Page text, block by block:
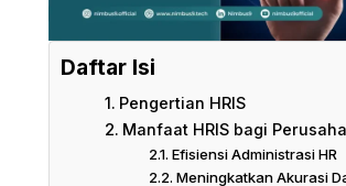
Daftar Isi
Pengertian HRIS
Manfaat HRIS bagi
Efisiensi Administrasi HR
Meningkatkan Akurasi